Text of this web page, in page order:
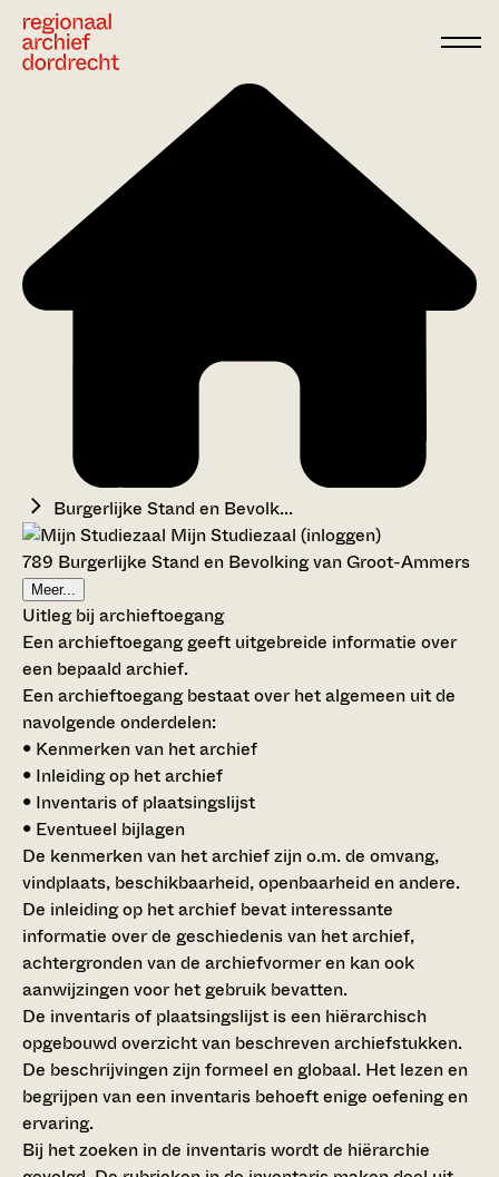
Burgerlijke Stand en Bevolk...
Mijn Studiezaal (inloggen)
789 Burgerlijke Stand en Bevolking van Groot-Ammers
Meer...
Uitleg bij archieftoegang
Een archieftoegang geeft uitgebreide informatie over
een bepaald archief.
Een archieftoegang bestaat over het algemeen uit de
navolgende onderdelen:
• Kenmerken van het archief
• Inleiding op het archief
• Inventaris of plaatsingslijst
• Eventueel bijlagen
De kenmerken van het archief zijn o.m. de omvang,
vindplaats, beschikbaarheid, openbaarheid en andere.
De inleiding op het archief bevat interessante
informatie over de geschiedenis van het archief,
achtergronden van de archiefvormer en kan ook
aanwijzingen voor het gebruik bevatten.
De inventaris of plaatsingslijst is een hiërarchisch
opgebouwd overzicht van beschreven archiefstukken.
De beschrijvingen zijn formeel en globaal. Het lezen en
begrijpen van een inventaris behoeft enige oefening en
ervaring.
Bij het zoeken in de inventaris wordt de hiërarchie